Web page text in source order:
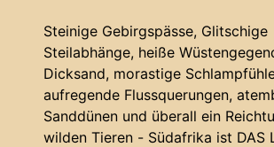
Steinige Gebirgspässe, Glitschige
Steilabhänge, heiße
Dicksand, morastige
aufregende Flussquerungen,
Sanddünen und überall ein
wilden Tieren - Südafrika ist DAS